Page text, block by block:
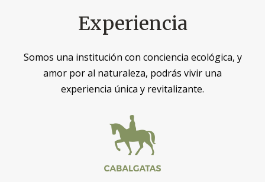
Experiencia
Somos una institución con conciencia ecológica, y
amor por al naturaleza, podrás vivir una
experiencia única y revitalizante.